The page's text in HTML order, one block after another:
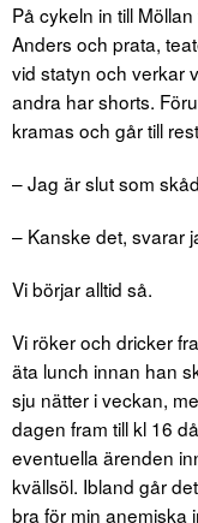
På cykeln in till
Anders och prata,
vid statyn och verkar
andra har shorts.
kramas och går till
– Jag är slut som
– Kanske det, svarar
Vi börjar alltid så.
Vi röker och dricker
äta lunch innan han
sju nätter i veckan,
dagen fram till kl 16
eventuella ärenden
kvällsöl. Ibland går
bra för min anemiska